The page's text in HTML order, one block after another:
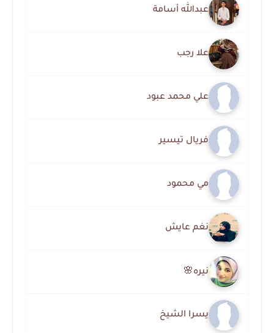
عبدالله أسامة
علا رجب
علي محمد عبود
فريال تيسير
مي محمود
نغم عايش
نيره🌸
يسرا الشيخ